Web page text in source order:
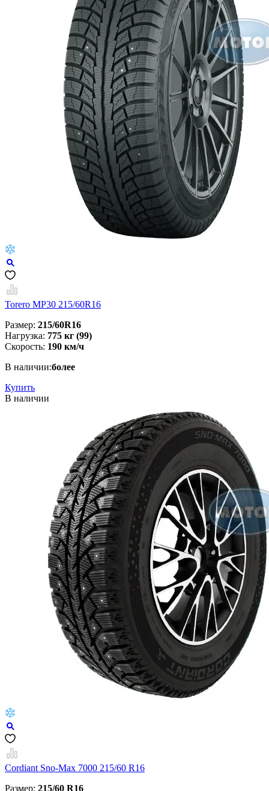
Torero MP30 215/60R16
Размер: 215/60R16
Нагрузка: 775 кг (99)
Скорость: 190 км/ч
В наличии:более
Купить
В наличии
Cordiant Sno-Max 7000 215/60 R16
Размер: 215/60 R16